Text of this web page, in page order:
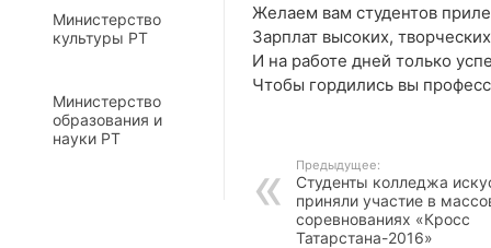
Желаем вам студентов
Зарплат высоких,
И на работе дней только
Чтобы гордились вы
Предыдущее:
Студенты колледжа
приняли участие в
соревнованиях «Кросс
Татарстана-2016»
Министерство
культуры РТ
Министерство
образования и
науки РТ